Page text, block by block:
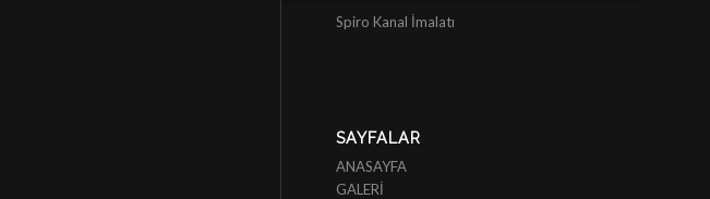
Spiro Kanal İmalatı
SAYFALAR
ANASAYFA
GALERİ